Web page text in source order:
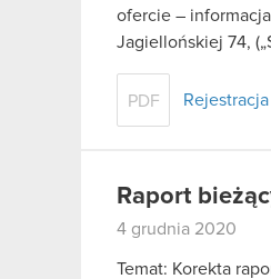
ofercie –
Jagiellońskiej 74,
PDF
Raport
4 grudnia 2020
Temat: Korekta